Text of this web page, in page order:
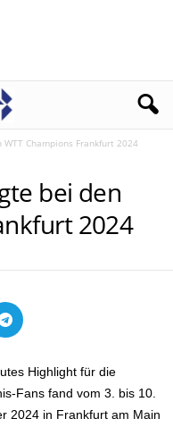
WTT Champions Frankfurt 2024
bei den
2024
Highlight für die
Fans fand vom 3. bis 10.
2024 in Frankfurt am Main